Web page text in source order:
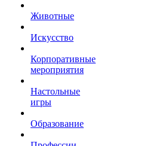
Животные
Искусство
Корпоративные
мероприятия
Настольные
игры
Образование